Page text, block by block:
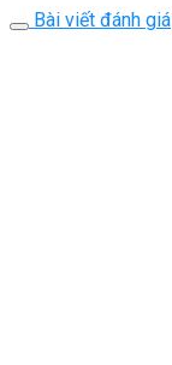
Bài viết đánh giá